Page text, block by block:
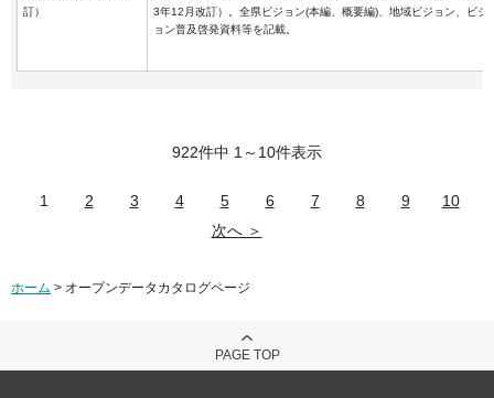
訂）
3年12月改訂）。全県ビジョン(本編、概要編)、地域ビジョン、ビジ
ョン普及啓発資料等を記載。
922件中 1～10件表示
1 2 3 4 5 6 7 8 9
10
次へ ＞
ホーム > オープンデータカタログページ
PAGE TOP